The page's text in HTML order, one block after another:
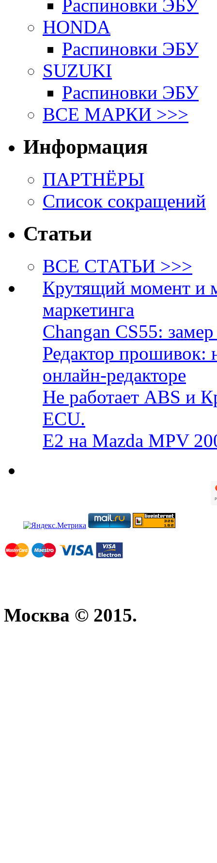
Распиновки ЭБУ
HONDA
Распиновки ЭБУ
SUZUKI
Распиновки ЭБУ
ВСЕ МАРКИ >>>
Информация
ПАРТНЁРЫ
Список сокращений
Статьи
ВСЕ СТАТЬИ >>>
Крутящий момент и
маркетинга
Changan CS55:
Редактор прошивок:
онлайн-редакторе
Не работает ABS и
ECU.
E2 на Mazda MPV
Москва © 2015.